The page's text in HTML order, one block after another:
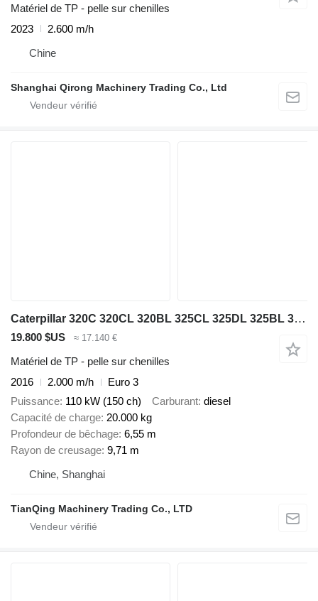
Matériel de TP - pelle sur chenilles
2023
2.600 m/h
Chine
Shanghai Qirong Machinery Trading Co., Ltd
Caterpillar 320C 320CL 320BL 325CL 325DL 325BL 320C 320D
19.800 $US ≈ 17.140 €
Matériel de TP - pelle sur chenilles
2016
2.000 m/h
Euro 3
Puissance 110 kW (150 ch) Carburant diesel
Capacité de charge 20.000 kg
Profondeur de bêchage 6,55 m
Rayon de creusage 9,71 m
Chine, Shanghai
TianQing Machinery Trading Co., LTD